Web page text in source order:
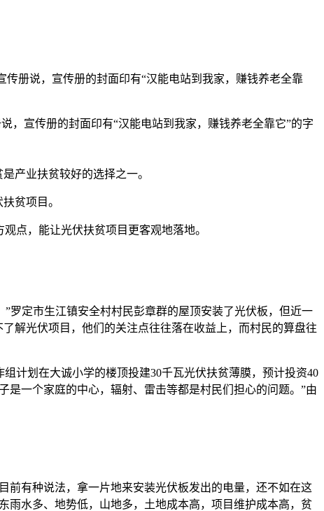
册说，宣传册的封面印有“汉能电站到我家，赚钱养老全靠
宣传册的封面印有“汉能电站到我家，赚钱养老全靠它”的字
产业扶贫较好的选择之一。
贫项目。
点，能让光伏扶贫项目更客观地落地。
定市生江镇安全村村民彭章群的屋顶安装了光伏板，但近一
解光伏项目，他们的关注点往往落在收益上，而村民的算盘往
计划在大诚小学的楼顶投建30千瓦光伏扶贫薄膜，预计投资40
一个家庭的中心，辐射、雷击等都是村民们担心的问题。”由
有种说法，拿一片地来安装光伏板发出的电量，还不如在这
雨水多、地势低，山地多，土地成本高，项目维护成本高，贫